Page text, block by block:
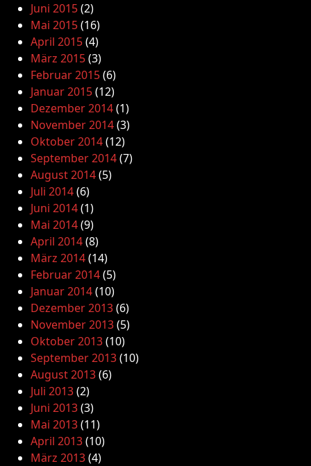
Juni 2015(2)
Mai 2015(16)
April 2015(4)
März 2015(3)
Februar 2015(6)
Januar 2015(12)
Dezember 2014(1)
November 2014(3)
Oktober 2014(12)
September 2014(7)
August 2014(5)
Juli 2014(6)
Juni 2014(1)
Mai 2014(9)
April 2014(8)
März 2014(14)
Februar 2014(5)
Januar 2014(10)
Dezember 2013(6)
November 2013(5)
Oktober 2013(10)
September 2013(10)
August 2013(6)
Juli 2013(2)
Juni 2013(3)
Mai 2013(11)
April 2013(10)
März 2013(4)